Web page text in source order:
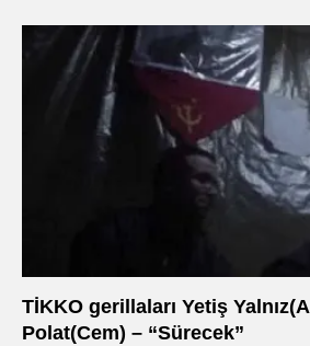
TİKKO gerillaları Yetiş
Polat(Cem) – “Sürecek”